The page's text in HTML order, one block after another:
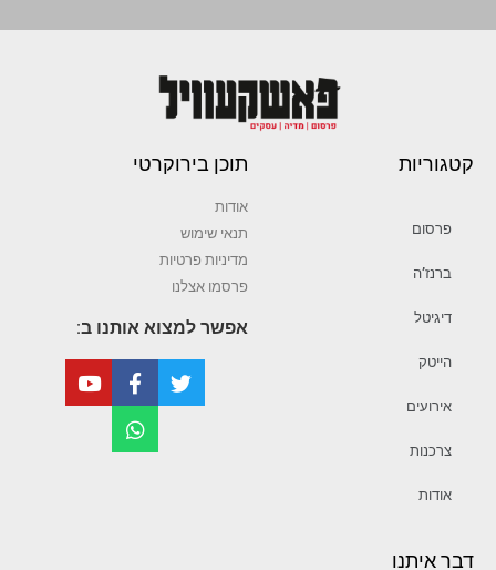
קטגוריות
פרסום
ברנז’ה
דיגיטל
הייטק
אירועים
צרכנות
אודות
תוכן בירוקרטי
אודות
תנאי שימוש
מדיניות פרטיות
פרסמו אצלנו
אפשר למצוא אותנו ב:
דבר איתנו